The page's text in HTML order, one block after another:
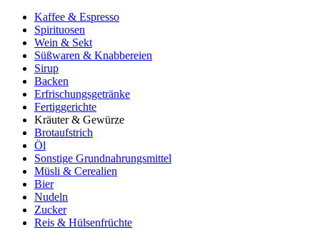
Kaffee & Espresso
Spirituosen
Wein & Sekt
Süßwaren & Knabbereien
Sirup
Backen
Erfrischungsgetränke
Fertiggerichte
Kräuter & Gewürze
Brotaufstrich
Öl
Sonstige Grundnahrungsmittel
Müsli & Cerealien
Bier
Nudeln
Zucker
Reis & Hülsenfrüchte